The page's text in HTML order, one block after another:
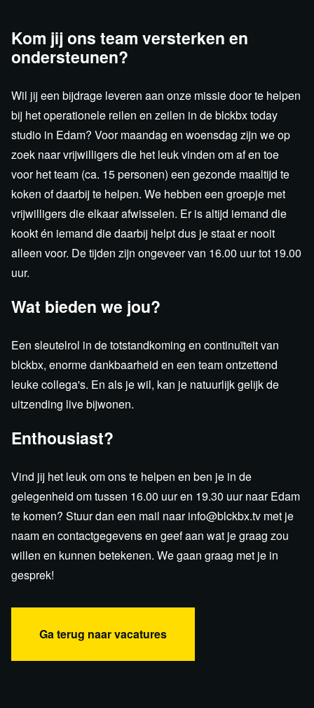
Kom jij ons team versterken en
ondersteunen?
Wil jij een bijdrage leveren aan onze missie door te helpen
bij het operationele reilen en zeilen in de blckbx today
studio in Edam? Voor maandag en woensdag zijn we op
zoek naar vrijwilligers die het leuk vinden om af en toe
voor het team (ca. 15 personen) een gezonde maaltijd te
koken of daarbij te helpen. We hebben een groepje met
vrijwilligers die elkaar afwisselen. Er is altijd iemand die
kookt én iemand die daarbij helpt dus je staat er nooit
alleen voor. De tijden zijn ongeveer van 16.00 uur tot 19.00
uur.
Wat bieden we jou?
Een sleutelrol in de totstandkoming en continuïteit van
blckbx, enorme dankbaarheid en een team ontzettend
leuke collega's. En als je wil, kan je natuurlijk gelijk de
uitzending live bijwonen.
Enthousiast?
Vind jij het leuk om ons te helpen en ben je in de
gelegenheid om tussen 16.00 uur en 19.30 uur naar Edam
te komen? Stuur dan een mail naar info@blckbx.tv met je
naam en contactgegevens en geef aan wat je graag zou
willen en kunnen betekenen. We gaan graag met je in
gesprek!
Ga terug naar vacatures